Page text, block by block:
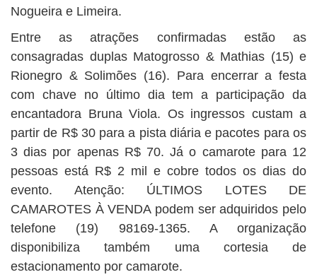
Nogueira e Limeira.
Entre as atrações confirmadas estão as
consagradas duplas Matogrosso & Mathias (15) e
Rionegro & Solimões (16). Para encerrar a festa
com chave no último dia tem a participação da
encantadora Bruna Viola. Os ingressos custam a
partir de R$ 30 para a pista diária e pacotes para os
3 dias por apenas R$ 70. Já o camarote para 12
pessoas está R$ 2 mil e cobre todos os dias do
evento. Atenção: ÚLTIMOS LOTES DE
CAMAROTES À VENDA podem ser adquiridos pelo
telefone (19) 98169-1365. A organização
disponibiliza também uma cortesia de
estacionamento por camarote.